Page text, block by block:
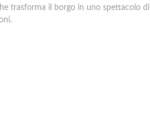
trasforma il borgo in uno spettacolo di